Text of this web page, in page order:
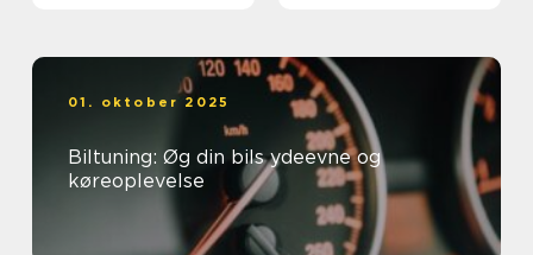
01. oktober 2025
Biltuning: Øg din bils ydeevne og
køreoplevelse